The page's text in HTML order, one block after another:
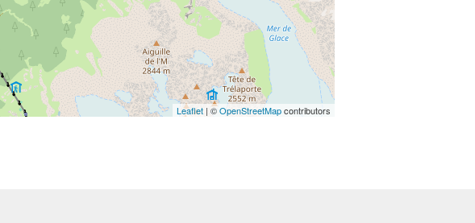
Leaflet | ©OpenStreetMapcontributors